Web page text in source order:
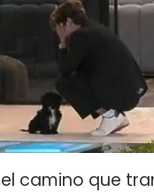
camino que